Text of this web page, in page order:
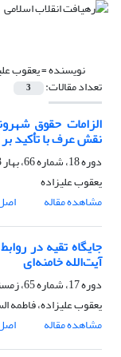
نویسنده =یعقوب
تعداد مقالات: 3
الزامات حقوق
نقش عرف با تأکید
دوره 18، شماره 66، بهار 1403، صفحه
یعقوب علیزاده
مشاهده مقاله
جایگاه تقیه در
آیت‌الله خامنه‌ای
دوره 17، شماره 65، زمستان 1402، صفحه
یعقوب علیزاده،
مشاهده مقاله